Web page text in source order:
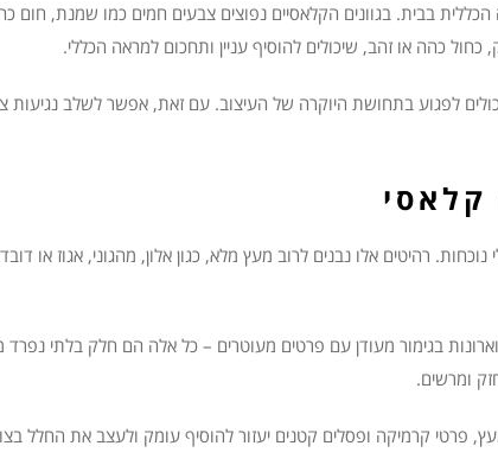
בבית. בגוונים הקלאסיים נפוצים צבעים חמים כמו שמנת, חום
כחול כהה או זהב, שיכולים להוסיף עניין ותחכום למראה הכללי.
לפגוע בתחושת היוקרה של העיצוב. עם זאת, אפשר לשלב נגיעות
קלאסי
רהיטים אלו נבנים לרוב מעץ מלא, כגון אלון, מהגוני, אגוז או
בגימור מעודן עם פרטים מעוטרים – כל אלה הם חלק בלתי נפרד
ומרשים.
פרטי קרמיקה ופסלים קטנים יעזור להוסיף עומק ולעצב את החלל